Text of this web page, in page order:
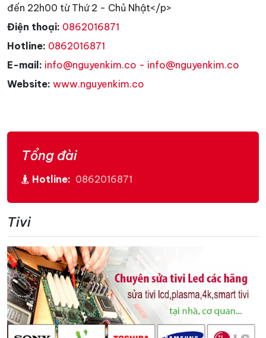
đến 22h00 từ Thứ 2 - Chủ Nhật</p>
Điện thoại: 0862016871
Hotline: 0862016871
E-mail: info@nguyenkim.co - info@nguyenkim.co
Website: www.nguyenkim.co
Tổng đài
Hotline: 0862016871
Tivi